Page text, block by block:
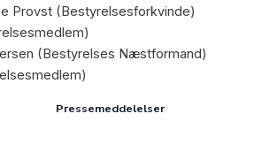
Provst (Bestyrelsesforkvinde)
(Bestyrelses Næstformand)
Pressemeddelelser